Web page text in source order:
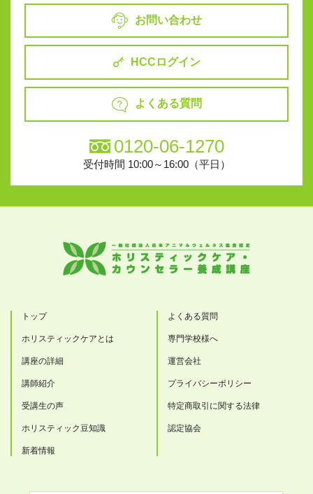
お問い合わせ
HCCログイン
よくある質問
0120-06-1270
受付時間 10:00～16:00（平日）
トップ
ホリスティックケアとは
講座の詳細
講師紹介
受講生の声
ホリスティック豆知識
新着情報
よくある質問
専門学校様へ
運営会社
プライバシーポリシー
特定商取引に関する法律
認定協会